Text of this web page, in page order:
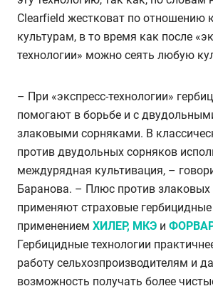
Clearfield жестковат по отношению
культурам, в то время как после
технологии» можно сеять любую
– При «экспресс-технологии»
помогают в борьбе и с
злаковыми сорняками. В
против двудольных сорняков
междурядная культивация, –
Баранова. – Плюс против злаковых
применяют страховые
применением ХИЛЕР, МКЭ и
Гербицидные технологии
работу сельхозпроизводителям и
возможность получать более